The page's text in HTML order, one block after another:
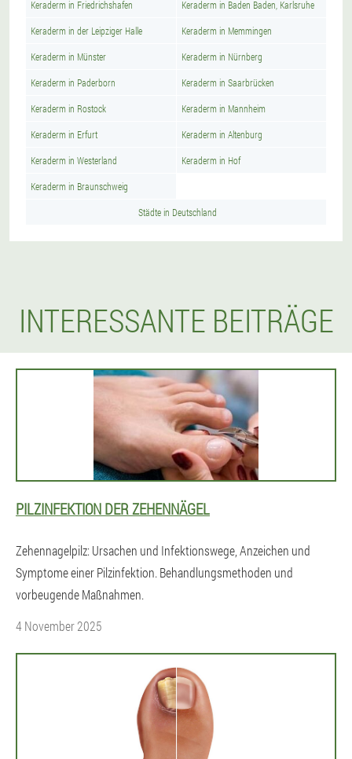
Keraderm in Friedrichshafen Keraderm in Baden Baden, Karlsruhe
Keraderm in der Leipziger Halle Keraderm in Memmingen
Keraderm in Münster Keraderm in Nürnberg
Keraderm in Paderborn Keraderm in Saarbrücken
Keraderm in Rostock Keraderm in Mannheim
Keraderm in Erfurt Keraderm in Altenburg
Keraderm in Westerland Keraderm in Hof
Keraderm in Braunschweig
Städte in Deutschland
INTERESSANTE BEITRÄGE
PILZINFEKTION DER ZEHENNÄGEL
Zehennagelpilz: Ursachen und Infektionswege, Anzeichen und
Symptome einer Pilzinfektion. Behandlungsmethoden und
vorbeugende Maßnahmen.
4 November 2025